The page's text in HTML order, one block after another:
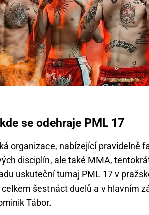
se odehraje PML 17
organizace, nabízející pravidelně
disciplín, ale také MMA,
uskuteční turnaj PML 17 v
šestnáct duelů a v hlavním
Tábor.